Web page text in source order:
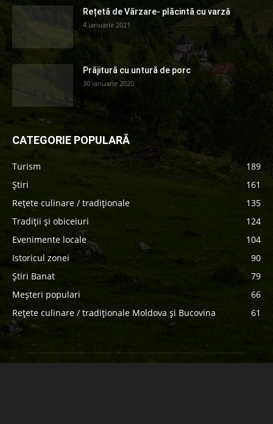
Rețetă de Vărzare- plăcintă cu varză
4 ianuarie 2021
Prăjitură cu untură de porc
30 ianuarie 2020
CATEGORIE POPULARĂ
Turism
189
Știri
161
Rețete culinare / tradiționale
135
Tradiții și obiceiuri
124
Evenimente locale
104
Istoricul zonei
90
Știri Banat
79
Meșteri populari
66
Rețete culinare / tradiționale Moldova și Bucovina
61